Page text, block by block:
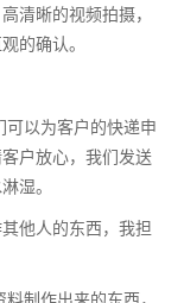
清晰的视频拍摄，
的确认。
以为客户的快递申
户放心，我们发送
湿。
他人的东西，我担
制作出来的东西，